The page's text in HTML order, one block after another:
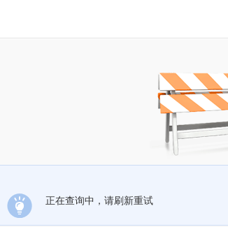
正在查询中，请刷新重试